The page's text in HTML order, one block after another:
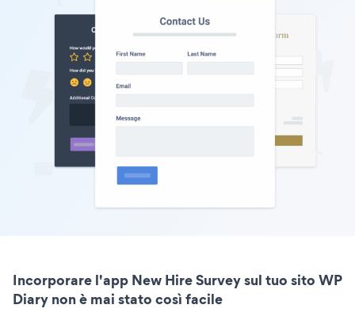
Incorporare l'app New Hire Survey sul tuo sito WP
Diary non è mai stato così facile